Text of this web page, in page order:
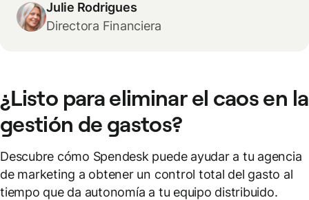
Julie Rodrigues
Directora Financiera
¿Listo para eliminar el caos en la
gestión de gastos?
Descubre cómo Spendesk puede ayudar a tu agencia
de marketing a obtener un control total del gasto al
tiempo que da autonomía a tu equipo distribuido.